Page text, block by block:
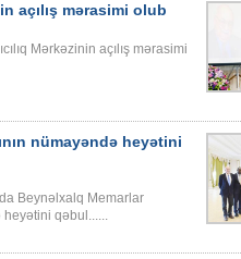
açılış mərasimi olub
Mərkəzinin açılış mərasimi
nümayəndə heyətini
Beynəlxalq Memarlar
heyətini qəbul......